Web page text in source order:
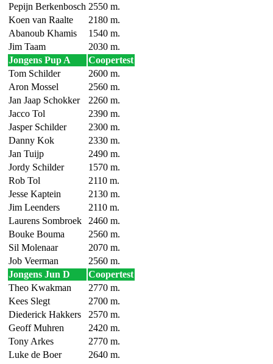
Pepijn Berkenbosch 2550 m.
Koen van Raalte
2180 m.
Abanoub Khamis
1540 m.
Jim Taam
2030 m.
Jongens Pup A
Coopertest
Tom Schilder
2600 m.
Aron Mossel
2560 m.
Jan Jaap Schokker
2260 m.
Jacco Tol
2390 m.
Jasper Schilder
2300 m.
Danny Kok
2330 m.
Jan Tuijp
2490 m.
Jordy Schilder
1570 m.
Rob Tol
2110 m.
Jesse Kaptein
2130 m.
Jim Leenders
2110 m.
Laurens Sombroek
2460 m.
Bouke Bouma
2560 m.
Sil Molenaar
2070 m.
Job Veerman
2560 m.
Jongens Jun D
Coopertest
Theo Kwakman
2770 m.
Kees Slegt
2700 m.
Diederick Hakkers
2570 m.
Geoff Muhren
2420 m.
Tony Arkes
2770 m.
Luke de Boer
2640 m.